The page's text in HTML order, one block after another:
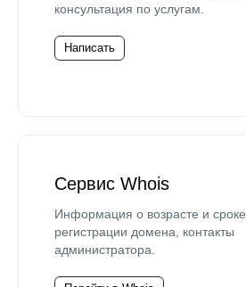
консультация по услугам.
Написать
Сервис Whois
Информация о возрасте и сроке
регистрации домена, контакты
администратора.